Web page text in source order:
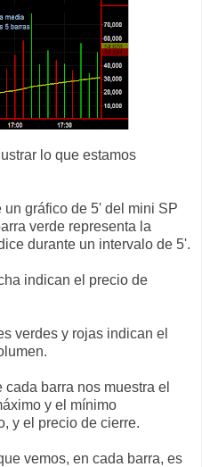
lo que estamos
gráfico de 5' del mini SP
verde representa la
durante un intervalo de 5'.
indican el precio de
verdes y rojas indican el
barra nos muestra el
y el mínimo
y el precio de cierre.
vemos, en cada barra, es